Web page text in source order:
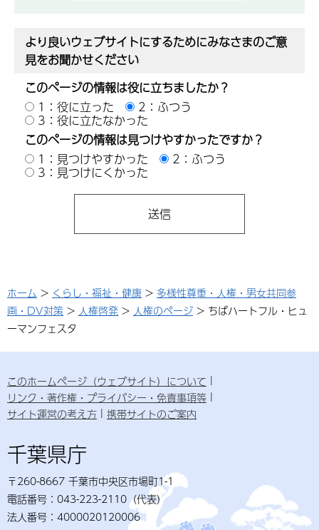
より良いウェブサイトにするためにみなさまのご意
見をお聞かせください
このページの情報は役に立ちましたか？
1：役に立った
2：ふつう
3：役に立たなかった
このページの情報は見つけやすかったですか？
1：見つけやすかった
2：ふつう
3：見つけにくかった
ホーム > くらし・福祉・健康 > 多様性尊重・人権・男女共同参
画・DV対策 > 人権啓発 > 人権のページ > ちばハートフル・ヒュ
ーマンフェスタ
このホームページ（ウェブサイト）について
リンク・著作権・プライバシー・免責事項等
サイト運営の考え方
携帯サイトのご案内
千葉県庁
〒260-8667 千葉市中央区市場町1-1
電話番号：043-223-2110（代表）
法人番号：4000020120006